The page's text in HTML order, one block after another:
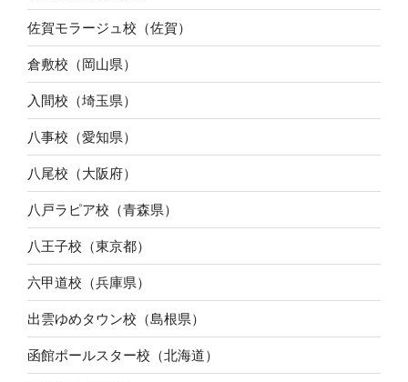
佐賀モラージュ校（佐賀）
倉敷校（岡山県）
入間校（埼玉県）
八事校（愛知県）
八尾校（大阪府）
八戸ラピア校（青森県）
八王子校（東京都）
六甲道校（兵庫県）
出雲ゆめタウン校（島根県）
函館ポールスター校（北海道）